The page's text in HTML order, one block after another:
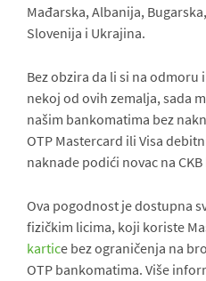
Mađarska, Albanija,
Slovenija i Ukrajina.
Bez obzira da li si na
nekoj od ovih zemalja, sada
našim bankomatima bez
OTP Mastercard ili Visa
naknade podići novac na
Ova pogodnost je dostupna
fizičkim licima, koji koriste
kartice bez ograničenja na
OTP bankomatima. Više